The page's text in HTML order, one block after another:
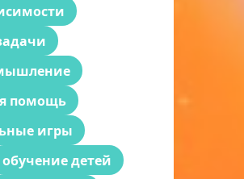
помощь
игры
обучение детей